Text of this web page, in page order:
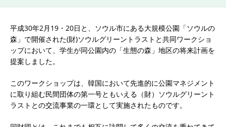
平成30年2月19・20日と、ソウル市にある大規模公園「ソウルの
森」で開催された(財)ソウルグリーントラストと共同ワークショ
ップにおいて、学生が同公園内の「生態の森」地区の将来計画を
提案しました。
このワークショップは、韓国において先進的に公園マネジメント
に取り組む民間団体の第一号ともいえる（財）ソウルグリーント
ラストとの交流事業の一環として実施されたものです。